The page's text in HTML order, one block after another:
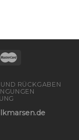
RÜCKGABEN